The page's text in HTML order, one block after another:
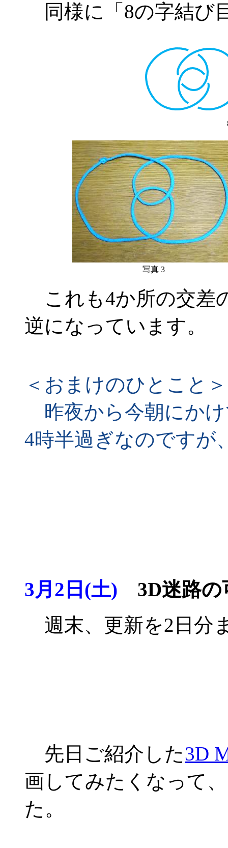
同様に「8の字結び
写真 3
これも4か所の交差
逆になっています。
＜おまけのひとこと＞
昨夜から今朝にか
4時半過ぎなのですが
3月2日(土) 3D迷路の
週末、更新を2日分
先日ご紹介した3D
画してみたくなって
た。